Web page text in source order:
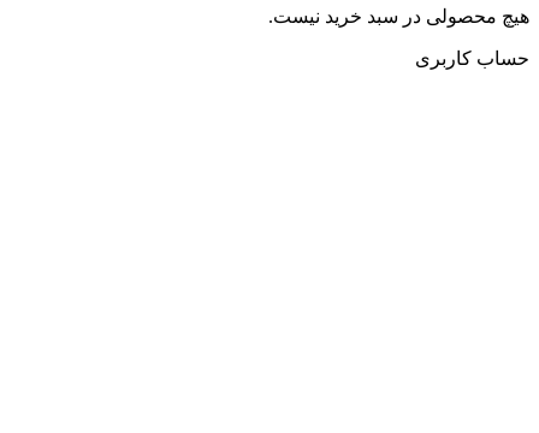
هیچ محصولی در سبد خرید نیست.
حساب کاربری